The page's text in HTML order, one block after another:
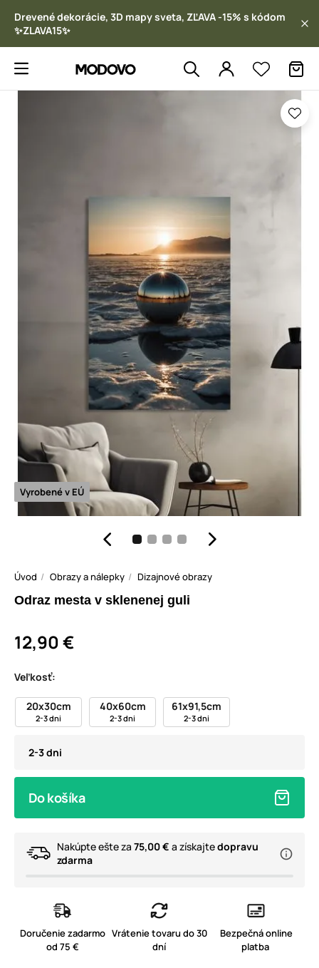
Drevené dekorácie, 3D mapy sveta, ZĽAVA -15% s kódom
✨ZLAVA15✨
Vyrobené v EÚ
Úvod Obrazy a nálepky Dizajnové obrazy
Odraz mesta v sklenenej guli
12,90 €
Veľkosť:
20x30cm
2-3 dni
40x60cm
2-3 dni
61x91,5cm
2-3 dni
2-3 dni
Do košíka
Nakúpte ešte za 75,00 € a získajtedopravu
zdarma
Doručenie zadarmo
od 75 €
Vrátenie tovaru do 30
dní
Bezpečná online
platba